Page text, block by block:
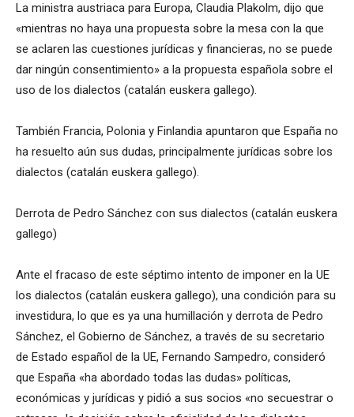
La ministra austriaca para Europa, Claudia Plakolm, dijo que
«mientras no haya una propuesta sobre la mesa con la que
se aclaren las cuestiones jurídicas y financieras, no se puede
dar ningún consentimiento» a la propuesta española sobre el
uso de los dialectos (catalán euskera gallego).
También Francia, Polonia y Finlandia apuntaron que España no
ha resuelto aún sus dudas, principalmente jurídicas sobre los
dialectos (catalán euskera gallego).
Derrota de Pedro Sánchez con sus dialectos (catalán euskera
gallego)
Ante el fracaso de este séptimo intento de imponer en la UE
los dialectos (catalán euskera gallego), una condición para su
investidura, lo que es ya una humillación y derrota de Pedro
Sánchez, el Gobierno de Sánchez, a través de su secretario
de Estado español de la UE, Fernando Sampedro, consideró
que España «ha abordado todas las dudas» políticas,
económicas y jurídicas y pidió a sus socios «no secuestrar o